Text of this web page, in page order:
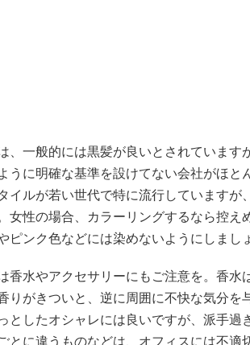
、一般的には黒髪が良いとされています
うに明確な基準を設けてない会社がほ
イルが若い世代で特に流行しています
女性の場合、カラーリングするなら控
ピンク色などには染めないようにしまし
香水やアクセサリーにもご注意を。香水
りがきついと、逆に周囲に不快な気分
としたオシャレには良いですが、派手
とに違うものなどは、オフィスには不適